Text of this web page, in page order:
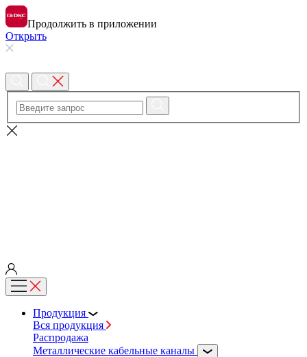
Продолжить в приложении
Открыть
Продукция
Вся продукция
Распродажа
Металлические кабельные каналы